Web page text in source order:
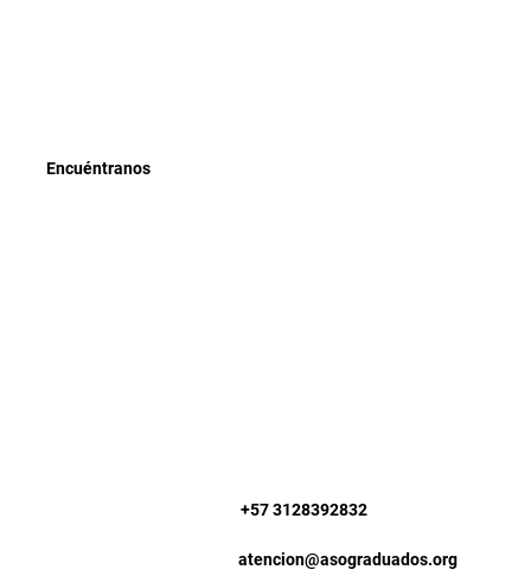
+57 3128392832
atencion@asograduados.org
Encuéntranos